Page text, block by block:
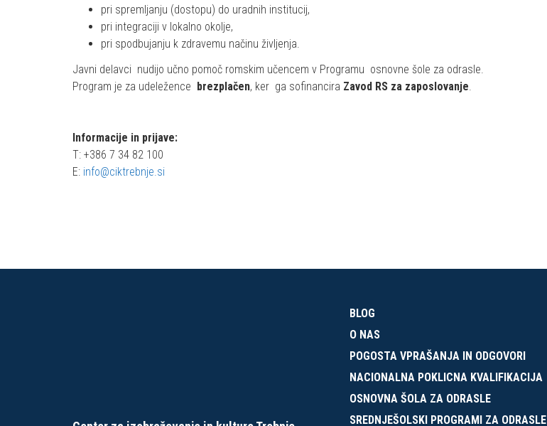
pri spremljanju (dostopu) do uradnih institucij,
pri integraciji v lokalno okolje,
pri spodbujanju k zdravemu načinu življenja.
Javni delavci nudijo učno pomoč romskim učencem v Programu osnovne šole za odrasle.
Program je za udeležence brezplačen, ker ga sofinancira Zavod RS za zaposlovanje.
Informacije in prijave:
T: +386 7 34 82 100
E: info@ciktrebnje.si
BLOG
O NAS
POGOSTA VPRAŠANJA IN ODGOVORI
NACIONALNA POKLICNA KVALIFIKACIJA
OSNOVNA ŠOLA ZA ODRASLE
SREDNJEŠOLSKI PROGRAMI ZA ODRASLE